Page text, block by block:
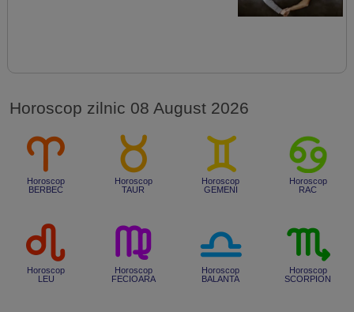
Horoscop zilnic 08 August 2026
Horoscop
BERBEC
Horoscop
TAUR
Horoscop
GEMENI
Horoscop
RAC
Horoscop
LEU
Horoscop
FECIOARA
Horoscop
BALANTA
Horoscop
SCORPION